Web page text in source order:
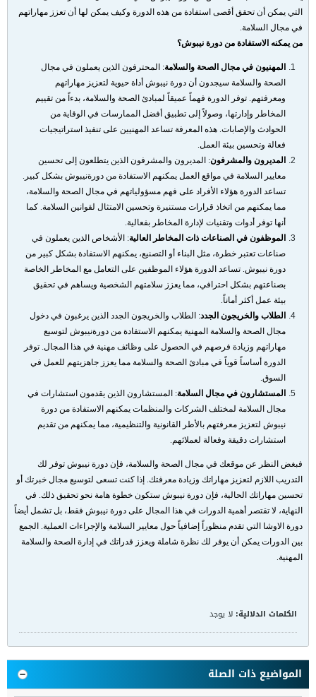
التي يمكن أن تحقق أقصى استفادة من هذه الدورة وكيف يمكن لها أن تعزز مهاراتهم
في مجال السلامة.
من يمكنه الاستفادة من دورة نيبوش؟
المهنيون في مجال الصحة والسلامة: المحترفون الذين يعملون في مجال
الصحة والسلامة سيجدون أن دورة نيبوش أداة حيوية لتعزيز مهاراتهم
ومعرفتهم. توفر الدورة فهماً عميقاً لمبادئ الصحة والسلامة، بدءاً من تقييم
المخاطر وإدارتها، وصولاً إلى تطبيق أفضل الممارسات في الوقاية من
الحوادث والإصابات. هذه المعرفة تساعد المهنيين على تنفيذ استراتيجيات
فعالة وتحسين بيئة العمل.
المديرون والمشرفون: المديرون والمشرفون الذين يتطلعون إلى تحسين
معايير السلامة في مواقع العمل يمكنهم الاستفادة من دورةنيبوش بشكل كبير.
تساعد الدورة هؤلاء الأفراد على فهم مسؤولياتهم في مجال الصحة والسلامة،
مما يمكنهم من اتخاذ قرارات مستنيرة وتحسين الامتثال لقوانين السلامة. كما
أنها توفر أدوات وتقنيات لإدارة المخاطر بفعالية.
الموظفون في الصناعات ذات المخاطر العالية: الأشخاص الذين يعملون في
صناعات تعتبر خطرة، مثل البناء أو التصنيع، يمكنهم الاستفادة بشكل كبير من
دورة نيبوش. تساعد الدورة هؤلاء الموظفين على التعامل مع المخاطر الخاصة
بصناعتهم بشكل احترافي، مما يعزز سلامتهم الشخصية ويساهم في تحقيق
بيئة عمل أكثر أماناً.
الطلاب والخريجون الجدد: الطلاب والخريجون الجدد الذين يرغبون في دخول
مجال الصحة والسلامة المهنية يمكنهم الاستفادة من دورةنيبوش لتوسيع
مهاراتهم وزيادة فرصهم في الحصول على وظائف مهنية في هذا المجال. توفر
الدورة أساساً قوياً في مبادئ الصحة والسلامة مما يعزز جاهزيتهم للعمل في
السوق.
المستشارون في مجال السلامة: المستشارون الذين يقدمون استشارات في
مجال السلامة لمختلف الشركات والمنظمات يمكنهم الاستفادة من دورة
نيبوش لتعزيز معرفتهم بالأطر القانونية والتنظيمية، مما يمكنهم من تقديم
استشارات دقيقة وفعالة لعملائهم.
فبغض النظر عن موقعك في مجال الصحة والسلامة، فإن دورة نيبوش توفر لك
التدريب اللازم لتعزيز مهاراتك وزيادة معرفتك. إذا كنت تسعى لتوسيع مجال خبرتك أو
تحسين مهاراتك الحالية، فإن دورة نيبوش ستكون خطوة هامة نحو تحقيق ذلك. في
النهاية، لا تقتصر أهمية الدورات في هذا المجال على دورة نيبوش فقط، بل تشمل أيضاً
دورة الاوشا التي تقدم منظوراً إضافياً حول معايير السلامة والإجراءات العملية. الجمع
بين الدورات يمكن أن يوفر لك نظرة شاملة ويعزز قدراتك في إدارة الصحة والسلامة
المهنية.
الكلمات الدلالية: لا يوجد
المواضيع ذات الصلة